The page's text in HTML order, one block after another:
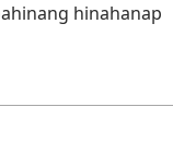
hinahanap